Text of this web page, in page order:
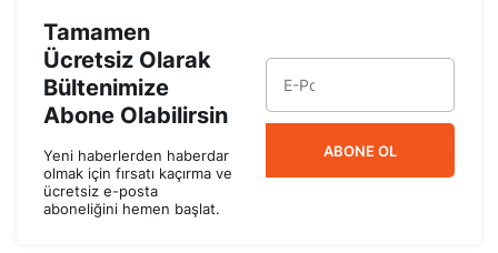
Tamamen
Ücretsiz Olarak
Bültenimize
Abone Olabilirsin
Yeni haberlerden haberdar
olmak için fırsatı kaçırma ve
ücretsiz e-posta
aboneliğini hemen başlat.
ABONE OL